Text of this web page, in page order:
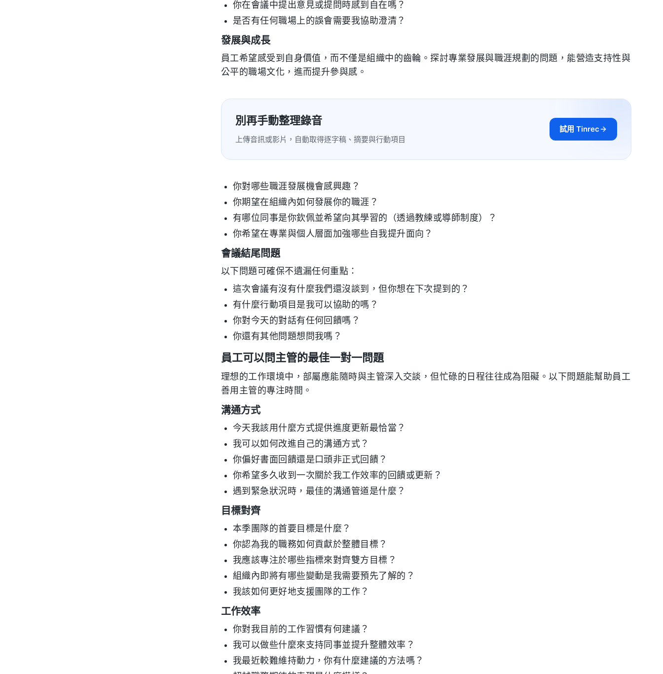
你在會議中提出意見或提問時感到自在嗎？
是否有任何職場上的誤會需要我協助澄清？
發展與成長
員工希望感受到自身價值，而不僅是組織中的齒輪。探討專業發展與職涯規劃的問題，能營造支持性與
公平的職場文化，進而提升參與感。
別再手動整理錄音
上傳音訊或影片，自動取得逐字稿、摘要與行動項目
試用 Tinrec
你對哪些職涯發展機會感興趣？
你期望在組織內如何發展你的職涯？
有哪位同事是你欽佩並希望向其學習的（透過教練或導師制度）？
你希望在專業與個人層面加強哪些自我提升面向？
會議結尾問題
以下問題可確保不遺漏任何重點：
這次會議有沒有什麼我們還沒談到，但你想在下次提到的？
有什麼行動項目是我可以協助的嗎？
你對今天的對話有任何回饋嗎？
你還有其他問題想問我嗎？
員工可以問主管的最佳一對一問題
理想的工作環境中，部屬應能隨時與主管深入交談，但忙碌的日程往往成為阻礙。以下問題能幫助員工
善用主管的專注時間。
溝通方式
今天我該用什麼方式提供進度更新最恰當？
我可以如何改進自己的溝通方式？
你偏好書面回饋還是口頭非正式回饋？
你希望多久收到一次關於我工作效率的回饋或更新？
遇到緊急狀況時，最佳的溝通管道是什麼？
目標對齊
本季團隊的首要目標是什麼？
你認為我的職務如何貢獻於整體目標？
我應該專注於哪些指標來對齊雙方目標？
組織內即將有哪些變動是我需要預先了解的？
我該如何更好地支援團隊的工作？
工作效率
你對我目前的工作習慣有何建議？
我可以做些什麼來支持同事並提升整體效率？
我最近較難維持動力，你有什麼建議的方法嗎？